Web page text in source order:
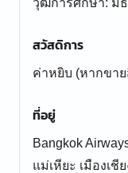
สวัสดิการ
ค่าหยิบ (หากขา
ที่อยู่
Bangkok
แม่เหียะ เมืองเชี